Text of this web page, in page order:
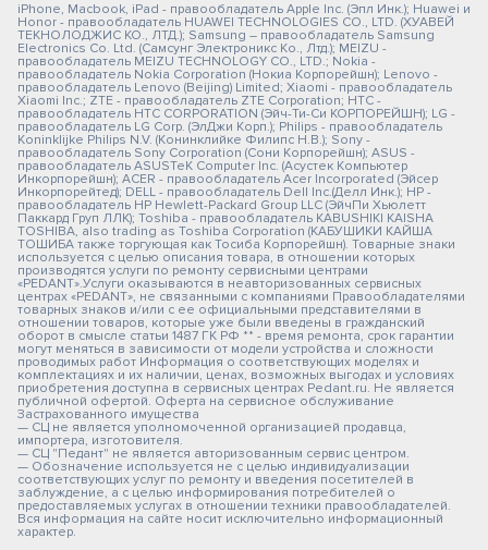
iPhone, Macbook, iPad - правообладатель Apple Inc. (Эпл Инк.); Huawei и
Honor - правообладатель HUAWEI TECHNOLOGIES CO., LTD. (ХУАВЕЙ
ТЕКНОЛОДЖИС КО., ЛТД.); Samsung – правообладатель Samsung
Electronics Co. Ltd. (Самсунг Электроникс Ко., Лтд.); MEIZU -
правообладатель MEIZU TECHNOLOGY CO., LTD.; Nokia -
правообладатель Nokia Corporation (Нокиа Корпорейшн); Lenovo -
правообладатель Lenovo (Beijing) Limited; Xiaomi - правообладатель
Xiaomi Inc.; ZTE - правообладатель ZTE Corporation; HTC -
правообладатель HTC CORPORATION (Эйч-Ти-Си КОРПОРЕЙШН); LG -
правообладатель LG Corp. (ЭлДжи Корп.); Philips - правообладатель
Koninklijke Philips N.V. (Конинклийке Филипс Н.В.); Sony -
правообладатель Sony Corporation (Сони Корпорейшн); ASUS -
правообладатель ASUSTeK Computer Inc. (Асустек Компьютер
Инкорпорейшн); ACER - правообладатель Acer Incorporated (Эйсер
Инкорпорейтед); DELL - правообладатель Dell Inc.(Делл Инк.); HP -
правообладатель HP Hewlett-Packard Group LLC (ЭйчПи Хьюлетт
Паккард Груп ЛЛК); Toshiba - правообладатель KABUSHIKI KAISHA
TOSHIBA, also trading as Toshiba Corporation (КАБУШИКИ КАЙША
ТОШИБА также торгующая как Тосиба Корпорейшн). Товарные знаки
используется с целью описания товара, в отношении которых
производятся услуги по ремонту сервисными центрами
«PEDANT».Услуги оказываются в неавторизованных сервисных
центрах «PEDANT», не связанными с компаниями Правообладателями
товарных знаков и/или с ее официальными представителями в
отношении товаров, которые уже были введены в гражданский
оборот в смысле статьи 1487 ГК РФ ** - время ремонта, срок гарантии
могут меняться в зависимости от модели устройства и сложности
проводимых работ Информация о соответствующих моделях и
комплектациях и их наличии, ценах, возможных выгодах и условиях
приобретения доступна в сервисных центрах Pedant.ru. Не является
публичной офертой. Оферта на сервисное обслуживание
Застрахованного имущества
— СЦ не является уполномоченной организацией продавца,
импортера, изготовителя.
— СЦ "Педант" не является авторизованным сервис центром.
— Обозначение используется не с целью индивидуализации
соответствующих услуг по ремонту и введения посетителей в
заблуждение, а с целью информирования потребителей о
предоставляемых услугах в отношении техники правообладателей.
Вся информация на сайте носит исключительно информационный
характер.